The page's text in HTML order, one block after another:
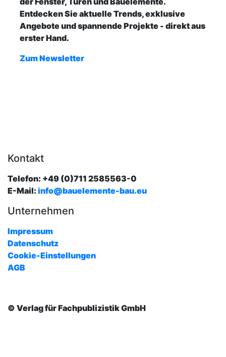
Entdecken Sie aktuelle Trends, exklusive
Angebote und spannende Projekte - direkt aus
erster Hand.
Zum Newsletter
Kontakt
Telefon: +49 (0)711 2585563-0
E-Mail: info@bauelemente-bau.eu
Unternehmen
Impressum
Datenschutz
Cookie-Einstellungen
AGB
© Verlag für Fachpublizistik GmbH